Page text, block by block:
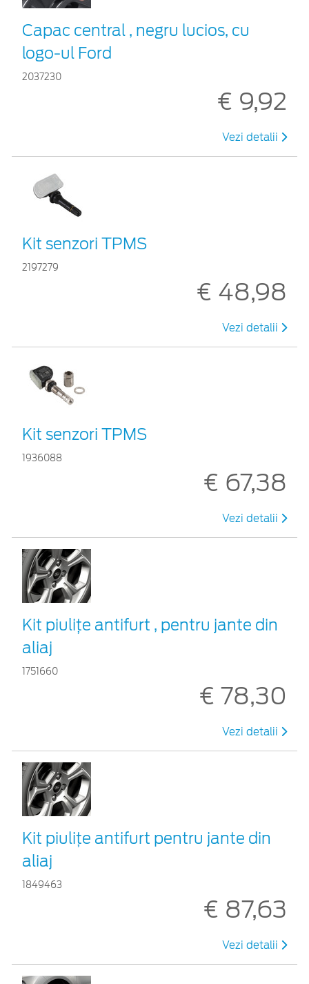
Capac central , negru lucios, cu
logo-ul Ford
2037230
€ 9,92
Vezi detalii
Kit senzori TPMS
2197279
€ 48,98
Vezi detalii
Kit senzori TPMS
1936088
€ 67,38
Vezi detalii
Kit piuliţe antifurt , pentru jante din
aliaj
1751660
€ 78,30
Vezi detalii
Kit piuliţe antifurt pentru jante din
aliaj
1849463
€ 87,63
Vezi detalii